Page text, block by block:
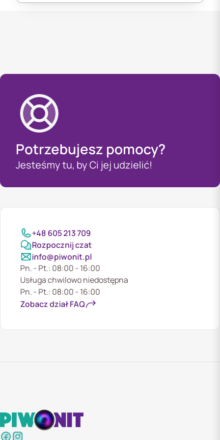
Potrzebujesz pomocy?
Jesteśmy tu, by Ci jej udzielić!
+48 605 213 709
Rozpocznij czat
info@piwonit.pl
Pn. - Pt.: 08:00 - 16:00
Usługa chwilowo niedostępna
Pn. - Pt.: 08:00 - 16:00
Zobacz dział FAQ